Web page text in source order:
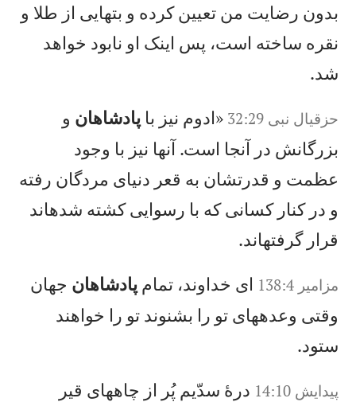
بدون رضايت من تعيين كرده و بتهايی از طلا و
نقره ساخته است، پس اينک او نابود خواهد
شد.
حزقيال‌ نبی‌ 32:29 «ادوم نيز باپادشاهان و
بزرگانش در آنجا است. آنها نيز با وجود
عظمت و قدرتشان به قعر دنيای مردگان رفته
و در كنار كسانی كه با رسوايی كشته شدهاند
قرار گرفتهاند.
مزامير 138:4 ای خداوند، تمامپادشاهان جهان
وقتی وعدههای تو را بشنوند تو را خواهند
ستود.
پيدايش 14:10
درهٔ سدّيم پُر از چاههای قير